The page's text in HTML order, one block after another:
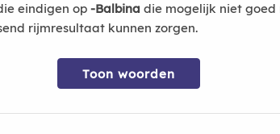
eindigen op -Balbina die mogelijk niet goed
rijmresultaat kunnen zorgen.
Toon woorden